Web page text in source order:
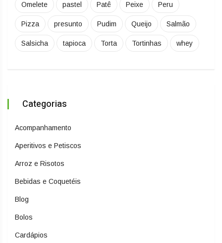
Omelete pastel Patê Peixe Peru
Pizza presunto Pudim Queijo Salmão
Salsicha tapioca Torta Tortinhas whey
Categorias
Acompanhamento
Aperitivos e Petiscos
Arroz e Risotos
Bebidas e Coquetéis
Blog
Bolos
Cardápios